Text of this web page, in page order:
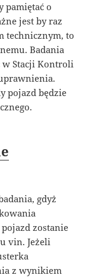
pamiętać o
jest by raz
technicznym, to
Badania
w Stacji Kontroli
pojazd będzie
gdyż
zostanie
vin. Jeżeli
z wynikiem